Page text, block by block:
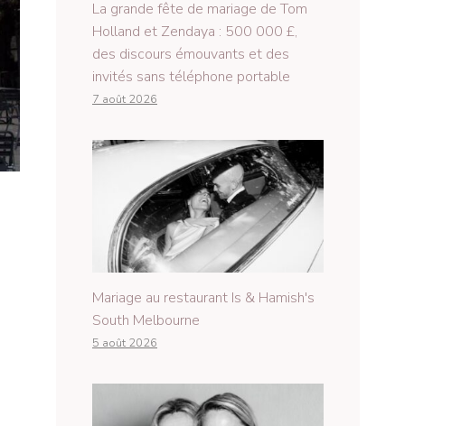
La grande fête de mariage de Tom
Holland et Zendaya : 500 000 £,
des discours émouvants et des
invités sans téléphone portable
7 août 2026
Mariage au restaurant Is & Hamish's
South Melbourne
5 août 2026